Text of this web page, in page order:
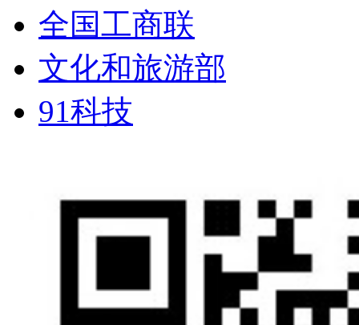
全国工商联
文化和旅游部
91科技